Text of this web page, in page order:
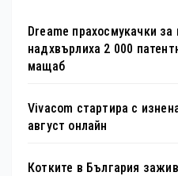
Dreame прахосмукачки
надхвърлиха 2 000
мащаб
Vivacom стартира с
август онлайн
Котките в България